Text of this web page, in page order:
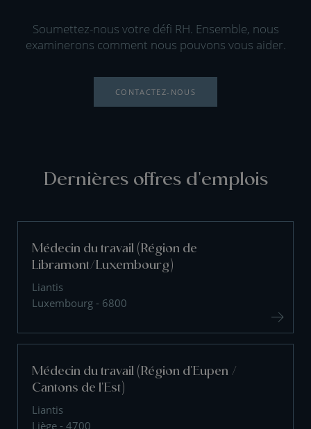
Soumettez-nous votre défi RH. Ensemble, nous
examinerons comment nous pouvons vous aider.
CONTACTEZ-NOUS
Dernières offres d'emplois
Médecin du travail (Région de
Libramont/Luxembourg)
Liantis
Luxembourg - 6800
Médecin du travail (Région d'Eupen /
Cantons de l'Est)
Liantis
Liège - 4700